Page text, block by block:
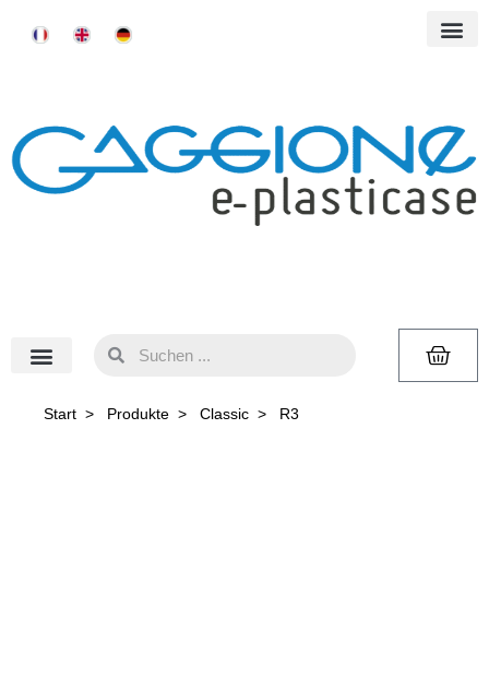
Start > Produkte > Classic > R3